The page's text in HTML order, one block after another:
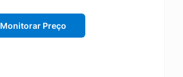
Monitorar Preço